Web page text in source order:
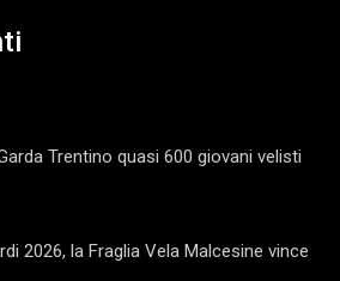
Trentino quasi 600 giovani velisti
2026, la Fraglia Vela Malcesine vince